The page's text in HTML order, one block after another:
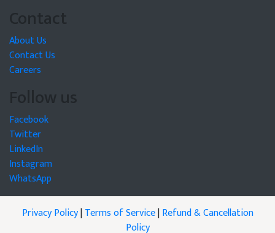
Contact
About Us
Contact Us
Careers
Follow us
Facebook
Twitter
LinkedIn
Instagram
WhatsApp
Privacy Policy|Terms of Service|Refund & Cancellation
Policy